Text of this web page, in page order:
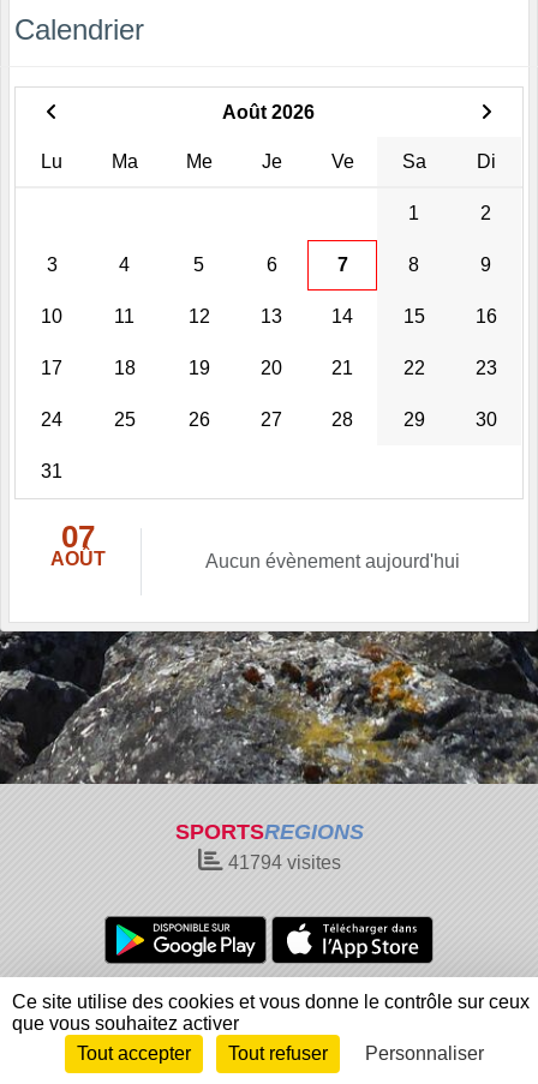
Calendrier
Août 2026
Lu Ma Me Je Ve Sa Di
1 2
3 4 5 6 7 8 9
10 11 12 13 14 15 16
17 18 19 20 21 22 23
24 25 26 27 28 29 30
31
07
AOÛT Aucun évènement aujourd'hui
SPORTSREGIONS
41794visites
Charte cookies
Gestion des cookies
Informations légales
Signaler un contenu inapproprié
Envie de participer ?
Connexion
Ce site utilise des cookies et vous donne le contrôle sur ceux
que vous souhaitez activer
Tout accepter
Tout refuser Personnaliser